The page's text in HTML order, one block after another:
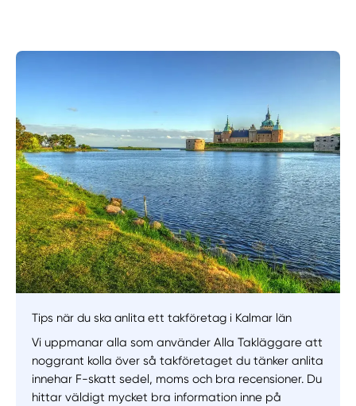
Manuellt Få hjälp
Välj tillvägagångssätt
Tips när du ska anlita ett takföretag i Kalmar län
Vi uppmanar alla som använder Alla Takläggare att
noggrant kolla över så takföretaget du tänker anlita
innehar F-skatt sedel, moms och bra recensioner. Du
hittar väldigt mycket bra information inne på